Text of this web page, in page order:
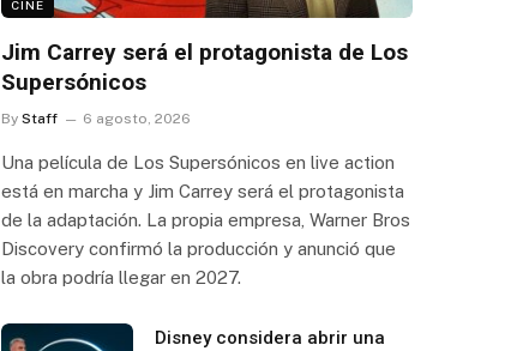
CINE
Jim Carrey será el protagonista de Los
Supersónicos
By Staff 6 agosto, 2026
Una película de Los Supersónicos en live action
está en marcha y Jim Carrey será el protagonista
de la adaptación. La propia empresa, Warner Bros
Discovery confirmó la producción y anunció que
la obra podría llegar en 2027.
Disney considera abrir una